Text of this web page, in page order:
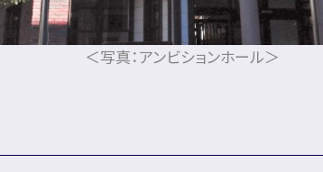
＜写真：アンビションホール＞